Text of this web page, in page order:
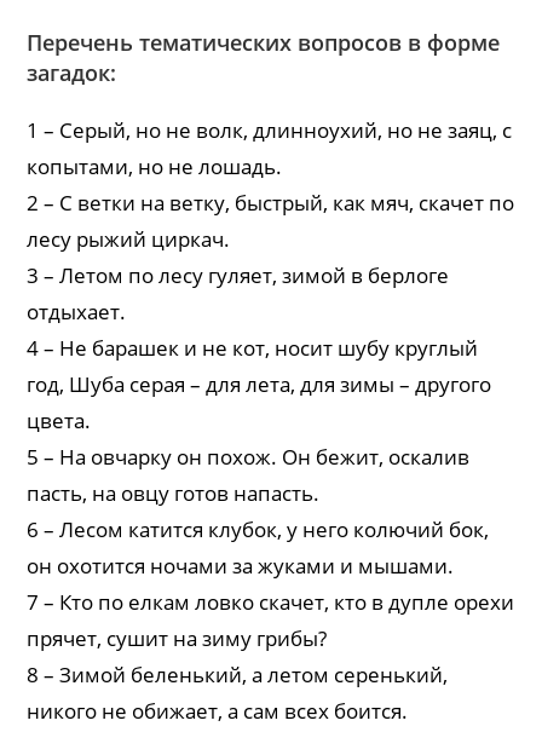
Перечень тематических вопросов в форме
загадок:
1 – Серый, но не волк, длинноухий, но не заяц, с
копытами, но не лошадь.
2 – С ветки на ветку, быстрый, как мяч, скачет по
лесу рыжий циркач.
3 – Летом по лесу гуляет, зимой в берлоге
отдыхает.
4 – Не барашек и не кот, носит шубу круглый
год, Шуба серая – для лета, для зимы – другого
цвета.
5 – На овчарку он похож. Он бежит, оскалив
пасть, на овцу готов напасть.
6 – Лесом катится клубок, у него колючий бок,
он охотится ночами за жуками и мышами.
7 – Кто по елкам ловко скачет, кто в дупле орехи
прячет, сушит на зиму грибы?
8 – Зимой беленький, а летом серенький,
никого не обижает, а сам всех боится.